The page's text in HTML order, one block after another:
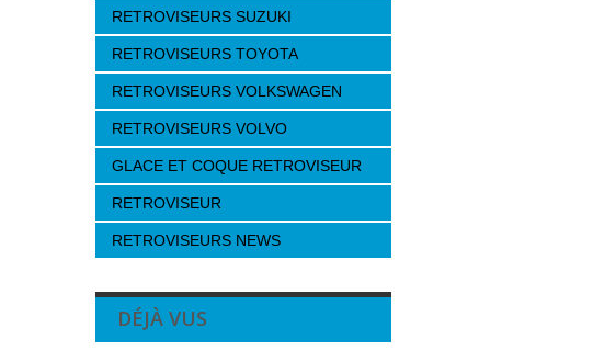
RETROVISEURS SUZUKI
RETROVISEURS TOYOTA
RETROVISEURS VOLKSWAGEN
RETROVISEURS VOLVO
GLACE ET COQUE RETROVISEUR
RETROVISEUR
RETROVISEURS NEWS
DÉJÀ VUS